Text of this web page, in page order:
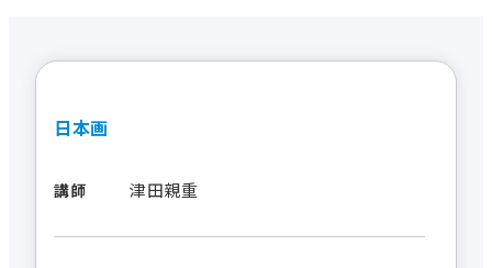
日本画
講師 津田親重